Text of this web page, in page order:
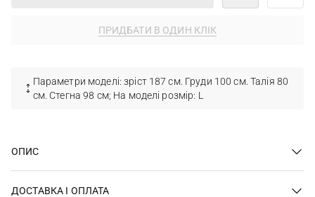
ПРИДБАТИ В ОДИН КЛІК
Параметри моделі: зріст 187 см. Груди 100 см. Талія 80
см. Стегна 98 см; На моделі розмір: L
ОПИС
ДОСТАВКА І ОПЛАТА